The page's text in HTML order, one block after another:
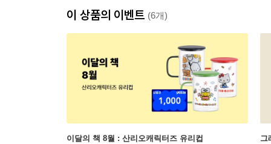
이 상품의 이벤트 (6개)
이달의 책 8월 : 산리오캐릭터즈 유리컵 그